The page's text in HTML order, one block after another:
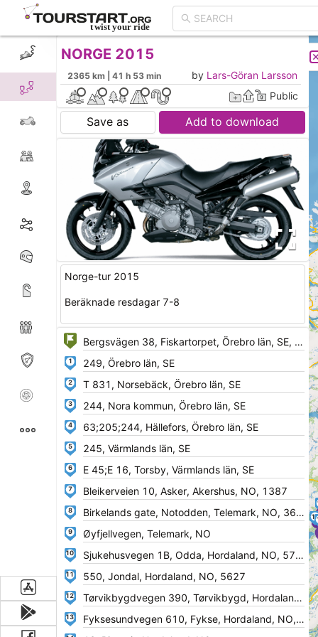
CREATE TOUR
NORGE 2015
2365 km | 41 h 53 min by Lars-Göran Larsson
Public
Save as Add to download
Norge-tur 2015
Beräknade resdagar 7-8
1
2
3
4
5
6
7
8
9
10
11
12
13